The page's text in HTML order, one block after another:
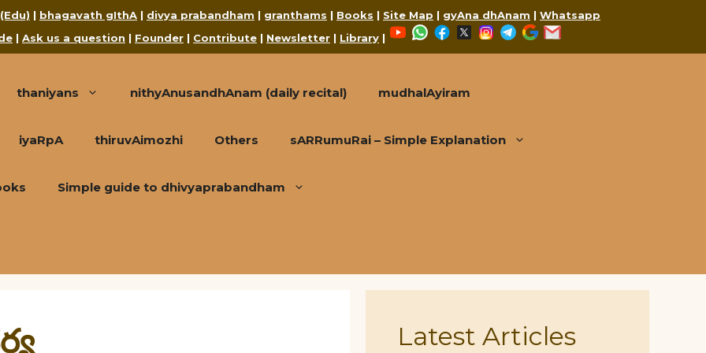
| bhagavath gIthA | divya prabandham | granthams | Books | Site Map | gyAna dhAnam | Whatsapp
| Ask us a question | Founder | Contribute | Newsletter | Library |
YouTubeWhatsApp
Facebook
X Instagram
Telegram
Google
thaniyans nithyAnusandhAnam (daily recital) mudhalAyiram
iyaRpA thiruvAimozhi Others sARRumuRai – Simple Explanation
Simple guide to dhivyaprabandham
Latest Articles